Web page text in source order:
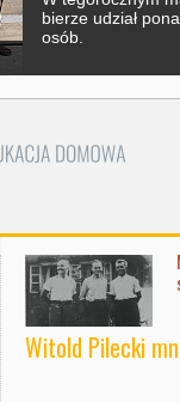
Wystawa zawiera
70 unikatowych
Witold Pilecki